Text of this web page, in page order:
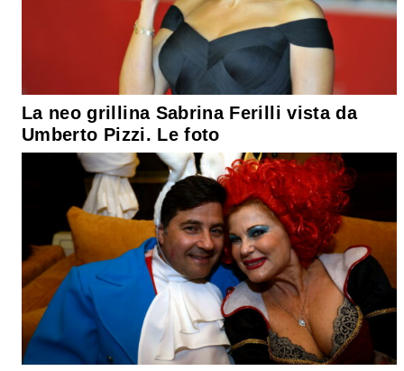
La neo grillina Sabrina Ferilli vista da
Umberto Pizzi. Le foto